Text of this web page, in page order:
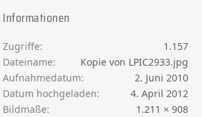
Informationen
Zugriffe
1.157
Dateiname
Kopie von LPIC2933.jpg
Aufnahmedatum
2. Juni 2010
Datum hochgeladen
4. April 2012
Bildmaße
1.211 × 908